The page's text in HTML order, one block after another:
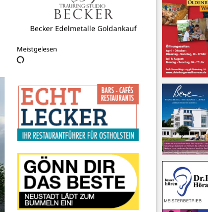
SV Schashagen-Pelzerhaken
Meistgelesen